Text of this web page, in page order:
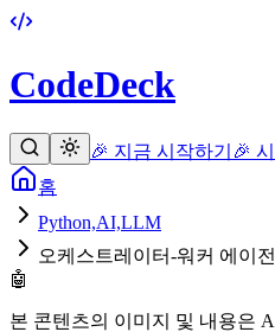
CodeDeck
🎉 지금 시작하기 🎉
홈
Python,AI,LLM
오케스트레이터-워커 에이
🤖
본 콘텐츠의 이미지 및 내용은